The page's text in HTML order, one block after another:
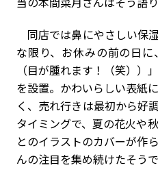
同店では鼻にやさしい保
な限り、お休みの前の日に
（目が腫れます！（笑））
を設置。かわいらしい表紙
く、売れ行きは最初から好
タイミングで、夏の花火や
とのイラストのカバーが作
んの注目を集め続けたそうで